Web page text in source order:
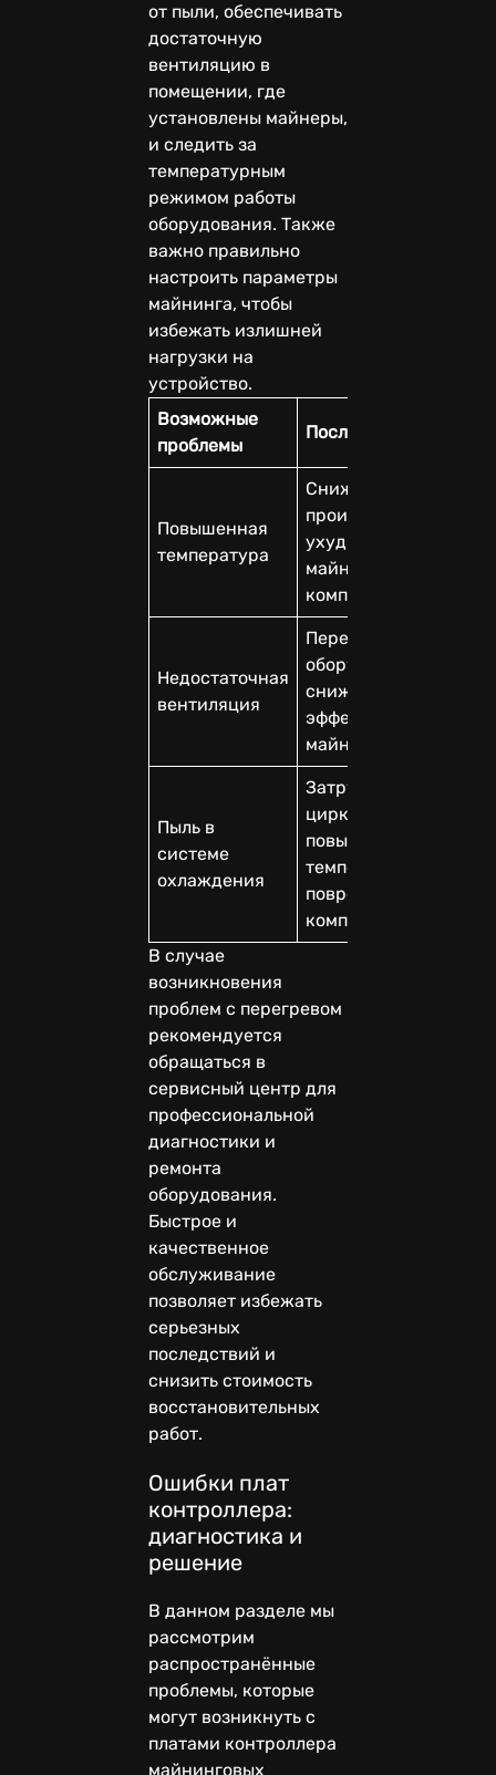
от пыли, обеспечивать
достаточную
вентиляцию в
помещении, где
установлены майнеры,
и следить за
температурным
режимом работы
оборудования. Также
важно правильно
настроить параметры
майнинга, чтобы
избежать излишней
нагрузки на
устройство.
Возможные
проблемы
Последствия
Повышенная
температура
Снижение
производительности,
ухудшение качества
майнинга, поломка
компонентов
Недостаточная
вентиляция
Перегрев
оборудования,
снижение
эффективности
майнинга
Пыль в
системе
охлаждения
Затруднение
циркуляции воздуха,
повышенная
температура,
повреждение
компонентов
В случае
возникновения
проблем с перегревом
рекомендуется
обращаться в
сервисный центр для
профессиональной
диагностики и
ремонта
оборудования.
Быстрое и
качественное
обслуживание
позволяет избежать
серьезных
последствий и
снизить стоимость
восстановительных
работ.
Ошибки плат
контроллера:
диагностика и
решение
В данном разделе мы
рассмотрим
распространённые
проблемы, которые
могут возникнуть с
платами контроллера
майнинговых